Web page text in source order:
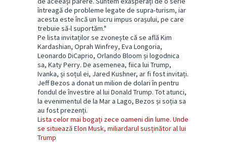
întreagă de probleme legate de supra-turism, iar
acesta este încă un lucru impus orașului, pe care
trebuie să-l suportăm."
Pe lista invitaților se zvonește că se află Kim
Kardashian, Oprah Winfrey, Eva Longoria,
Leonardo DiCaprio, Orlando Bloom și logodnica
sa, Katy Perry. De asemenea, fiica lui Trump,
Ivanka, și soțul ei, Jared Kushner, ar fi fost invitați.
Jeff Bezos a donat un milion de dolari în pentru
fondul de învestire al lui Donald Trump. Tot atunci,
la evenimentul de la Mar a Lago, Bezos și soția sa
au fost prezenți.
Lista celor mai bogați zece oameni din lume. Unde
se situează Elon Musk, miliardarul susținător al lui
Trump